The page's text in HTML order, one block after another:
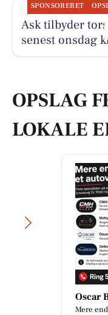
SPONSORERET
Ask tilbyder
senest onsdag
OPSLAG
LOKALE
Oscar
Mere